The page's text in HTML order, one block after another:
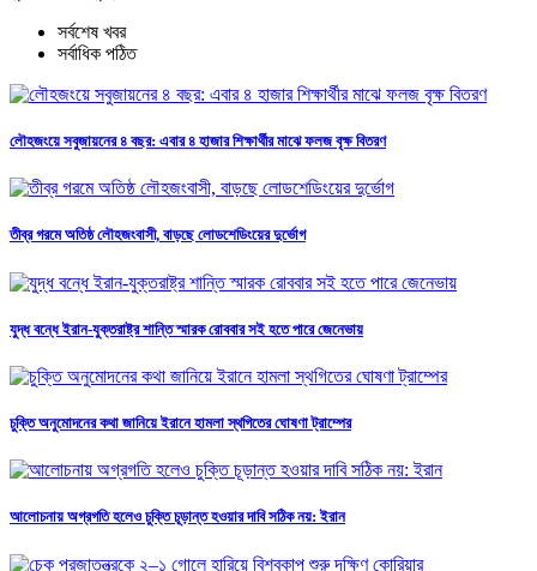
সর্বশেষ খবর
সর্বাধিক পঠিত
লৌহজংয়ে সবুজায়নের ৪ বছর: এবার ৪ হাজার শিক্ষার্থীর মাঝে ফলজ বৃক্ষ বিতরণ
তীব্র গরমে অতিষ্ঠ লৌহজংবাসী, বাড়ছে লোডশেডিংয়ের দুর্ভোগ
যুদ্ধ বন্ধে ইরান-যুক্তরাষ্ট্র শান্তি স্মারক রোববার সই হতে পারে জেনেভায়
চুক্তি অনুমোদনের কথা জানিয়ে ইরানে হামলা স্থগিতের ঘোষণা ট্রাম্পের
আলোচনায় অগ্রগতি হলেও চুক্তি চূড়ান্ত হওয়ার দাবি সঠিক নয়: ইরান